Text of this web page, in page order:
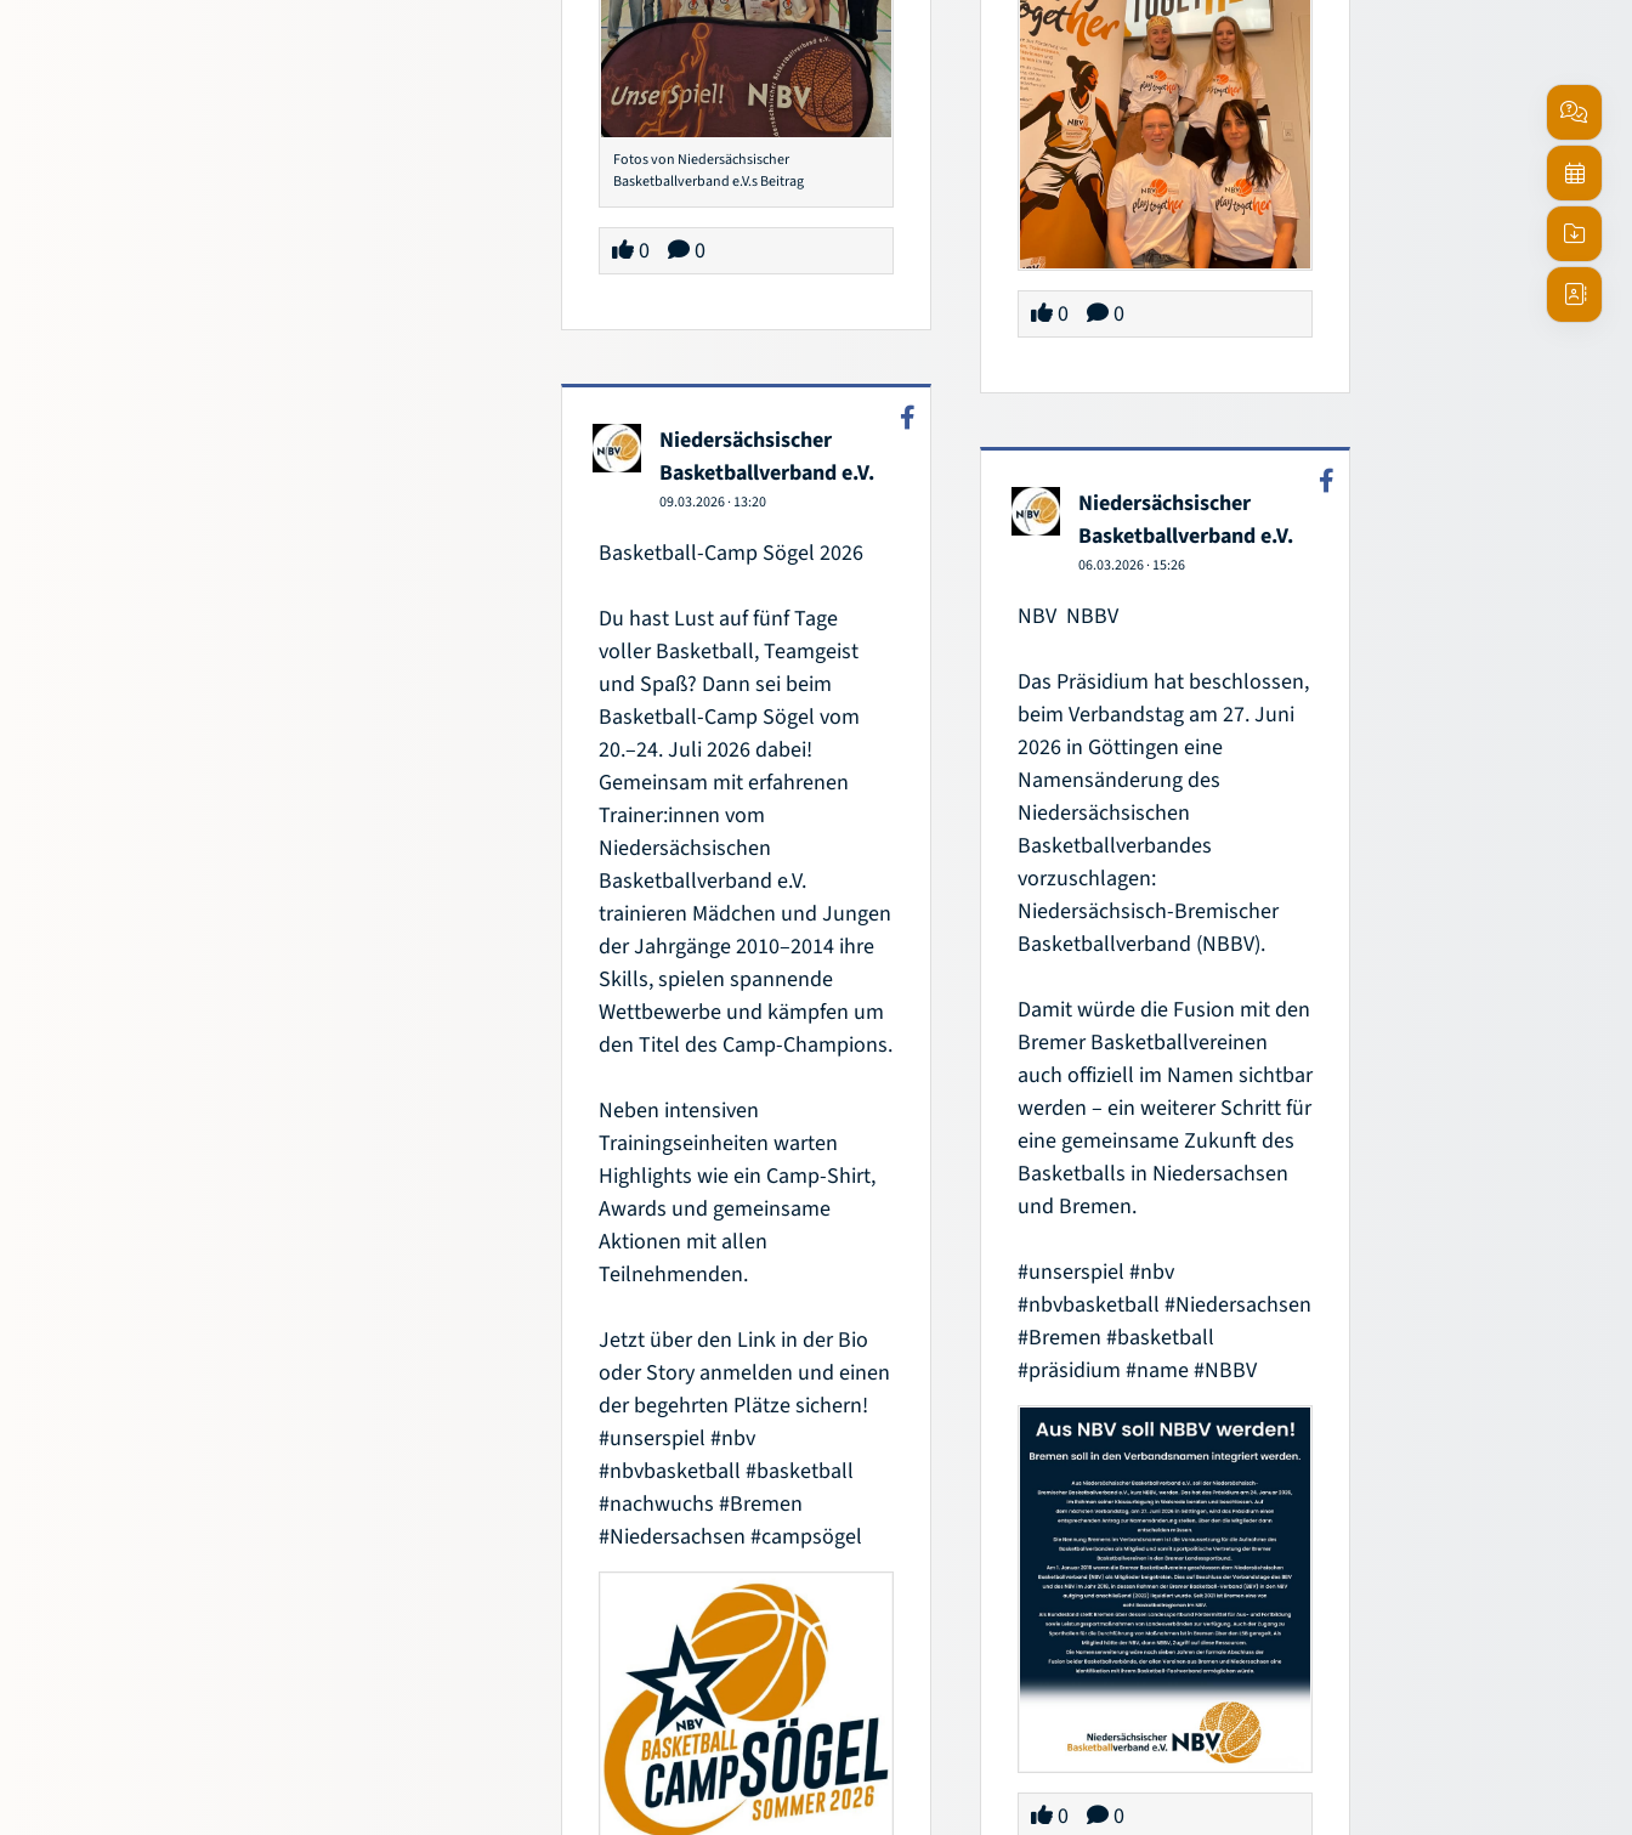
Fotos von Niedersächsischer
Basketballverband e.V.s Beitrag
0 0
0 0
Niedersächsischer
Basketballverband e.V.
09.03.2026·13:20
Basketball-Camp Sögel 2026
Du hast Lust auf fünf Tage
voller Basketball, Teamgeist
und Spaß? Dann sei beim
Basketball-Camp Sögel vom
20.–24. Juli 2026 dabei!
Gemeinsam mit erfahrenen
Trainer:innen vom
Niedersächsischen
Basketballverband e.V.
trainieren Mädchen und Jungen
der Jahrgänge 2010–2014 ihre
Skills, spielen spannende
Wettbewerbe und kämpfen um
den Titel des Camp-Champions.
Neben intensiven
Trainingseinheiten warten
Highlights wie ein Camp-Shirt,
Awards und gemeinsame
Aktionen mit allen
Teilnehmenden.
Jetzt über den Link in der Bio
oder Story anmelden und einen
der begehrten Plätze sichern!
#unserspiel #nbv
#nbvbasketball #basketball
#nachwuchs #Bremen
#Niedersachsen #campsögel
Niedersächsischer
Basketballverband e.V.
06.03.2026·15:26
NBV ️ NBBV
Das Präsidium hat beschlossen,
beim Verbandstag am 27. Juni
2026 in Göttingen eine
Namensänderung des
Niedersächsischen
Basketballverbandes
vorzuschlagen:
Niedersächsisch-Bremischer
Basketballverband (NBBV).
Damit würde die Fusion mit den
Bremer Basketballvereinen
auch offiziell im Namen sichtbar
werden – ein weiterer Schritt für
eine gemeinsame Zukunft des
Basketballs in Niedersachsen
und Bremen.
#unserspiel #nbv
#nbvbasketball #Niedersachsen
#Bremen #basketball
#präsidium #name#NBBV
0 0
Service
Termine